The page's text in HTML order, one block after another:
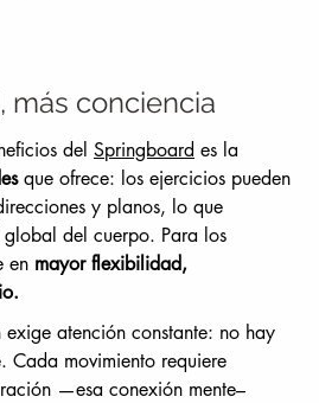
más conciencia
del Springboard es la
que ofrece: los ejercicios pueden
y planos, lo que
del cuerpo. Para los
en mayor flexibilidad,
exige atención constante: no hay
Cada movimiento requiere
—esa conexión mente–